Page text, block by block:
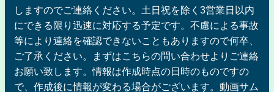
しますのでご連絡ください。土日祝を除く3営業日以内
にできる限り迅速に対応する予定です。不慮による事故
等により連絡を確認できないこともありますので何卒、
ご了承ください。まずはこちらの問い合わせよりご連絡
お願い致します。情報は作成時点の日時のものですの
で、作成後に情報が変わる場合がございます。動画サム